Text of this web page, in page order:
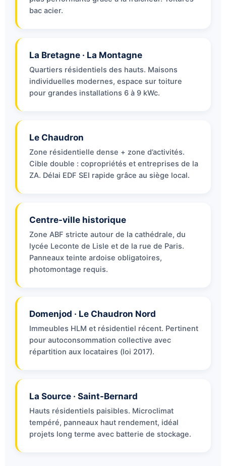
bac acier.
La Bretagne · La Montagne
Quartiers résidentiels des hauts. Maisons
individuelles modernes, espace sur toiture
pour grandes installations 6 à 9 kWc.
Le Chaudron
Zone résidentielle dense + zone d’activités.
Cible double : copropriétés et entreprises de la
ZA. Délai EDF SEI rapide grâce au siège local.
Centre-ville historique
Zone ABF stricte autour de la cathédrale, du
lycée Leconte de Lisle et de la rue de Paris.
Panneaux teinte ardoise obligatoires,
photomontage requis.
Domenjod · Le Chaudron Nord
Immeubles HLM et résidentiel récent. Pertinent
pour autoconsommation collective avec
répartition aux locataires (loi 2017).
La Source · Saint-Bernard
Hauts résidentiels paisibles. Microclimat
tempéré, panneaux haut rendement, idéal
projets long terme avec batterie de stockage.